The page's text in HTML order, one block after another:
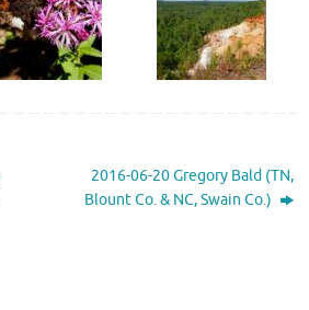
2016-06-20 Gregory Bald (TN,
Blount Co. & NC, Swain Co.)